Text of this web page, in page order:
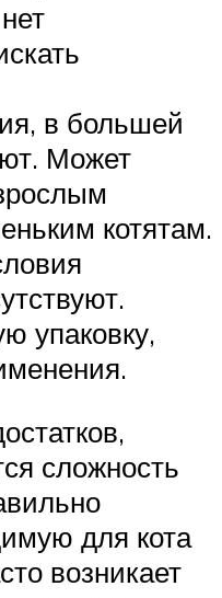
в большей
Может
котятам.
упаковку,
сложность
для кота
возникает